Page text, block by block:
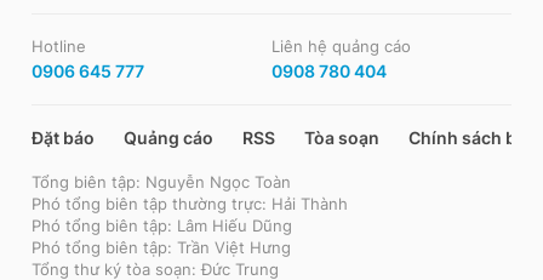
Hotline
0906 645 777
Liên hệ quảng cáo
0908 780 404
Đặt báo Quảng cáo RSS Tòa soạn Chính sách bảo
Tổng biên tập: Nguyễn Ngọc Toàn
Phó tổng biên tập thường trực: Hải Thành
Phó tổng biên tập: Lâm Hiếu Dũng
Phó tổng biên tập: Trần Việt Hưng
Tổng thư ký tòa soạn: Đức Trung